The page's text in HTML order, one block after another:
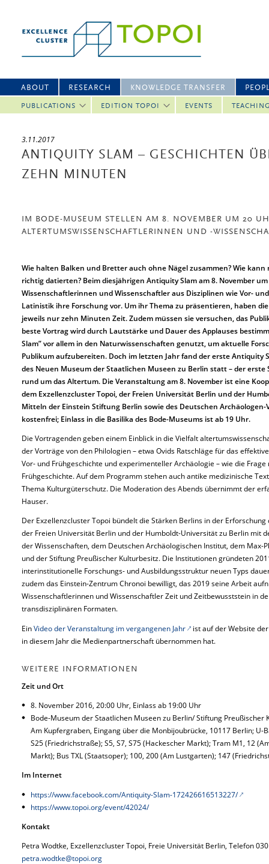
ABOUT RESEARCH KNOWLEDGE TRANSFER
PUBLICATIONS EDITION TOPOI EVENTS
3.11.2017
ANTIQUITY SLAM – GESCHICHTEN
ZEHN MINUTEN
IM BODE-MUSEUM STELLEN AM 8. NOVEMBER UM 20
ALTERTUMSWISSENSCHAFTLERINNEN UND -
Wie halten Balken und Bretter auch ohne Nägel zusammen? Wie
richtig datierten? Beim diesjährigen Antiquity Slam am 8. November
Wissenschaftlerinnen und Wissenschaftler aus Disziplinen wie Vor-
Latinistik ihre Forschung vor. Um ihr Thema zu präsentieren, haben
jeweils nur zehn Minuten Zeit. Zudem müssen sie versuchen, das
beste Vortrag wird durch Lautstärke und Dauer des Applauses
Slam” vor allem in den Naturwissenschaften genutzt, um aktuelle
Publikum aufzubereiten. Doch im letzten Jahr fand der erste Antiquity
des Neuen Museum der Staatlichen Museen zu Berlin statt – der erste
rund um das Altertum. Die Veranstaltung am 8. November ist eine
dem Exzellenzcluster Topoi, der Freien Universität Berlin und der
Mitteln der Einstein Stiftung Berlin sowie des Deutschen
kostenfrei; Einlass in die Basilika des Bode-Museums ist ab 19 Uhr.
Die Vortragenden geben einem Einblick in die Vielfalt
der Vorträge von den Philologien – etwa Ovids Ratschläge für das
Vor- und Frühgeschichte und experimenteller Archäologie – wie die
Frühgeschichte. Auf dem Programm stehen auch antike medizinische
Thema Kulturgüterschutz. Die Moderation des Abends übernimmt der
Hauser.
Der Exzellenzcluster Topoi bündelt die Stärken Berlins in der
der Freien Universität Berlin und der Humboldt-Universität zu Berlin mit
der Wissenschaften, dem Deutschen Archäologischen Institut, dem Max-
und der Stiftung Preußischer Kulturbesitz. Die Institutionen gründeten
interinstitutionelle Forschungs- und Ausbildungsstruktur neuen Typs
zudem das Einstein-Zentrum Chronoi bewilligt, das 2019 seine Arbeit
Wissenschaftlerinnen und Wissenschaftler Zeit und Zeitbewusststein in
transdisziplinären Formaten.
EinVideo der Veranstaltung im vergangenen Jahr
ist auf der Website
in diesem Jahr die Medienpartnerschaft übernommen hat.
WEITERE INFORMATIONEN
Zeit und Ort
8. November 2016, 20:00 Uhr, Einlass ab 19:00 Uhr
Bode-Museum der Staatlichen Museen zu Berlin/ Stiftung
Am Kupfergraben, Eingang über die Monbijoubrücke, 10117 Berlin; U-
S25 (Friedrichstraße); S5, S7, S75 (Hackescher Markt); Tram M1, 12
Markt); Bus TXL (Staatsoper); 100, 200 (Am Lustgarten); 147
Im Internet
https://www.facebook.com/Antiquity-Slam-172426616513227/
https://www.topoi.org/event/42024/
Kontakt
Petra Wodtke, Exzellenzcluster Topoi, Freie Universität Berlin, Telefon
petra.wodtke@topoi.org